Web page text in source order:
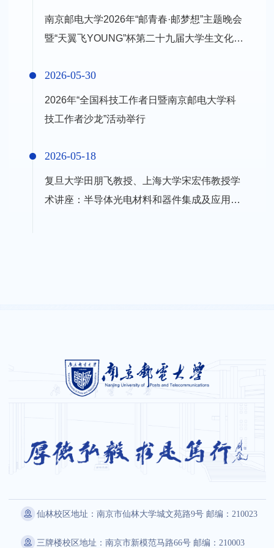
仙林校区地址：南京市仙林大学城文苑路9号 邮编：210023
三牌楼校区地址：南京市新模范马路66号 邮编：210003